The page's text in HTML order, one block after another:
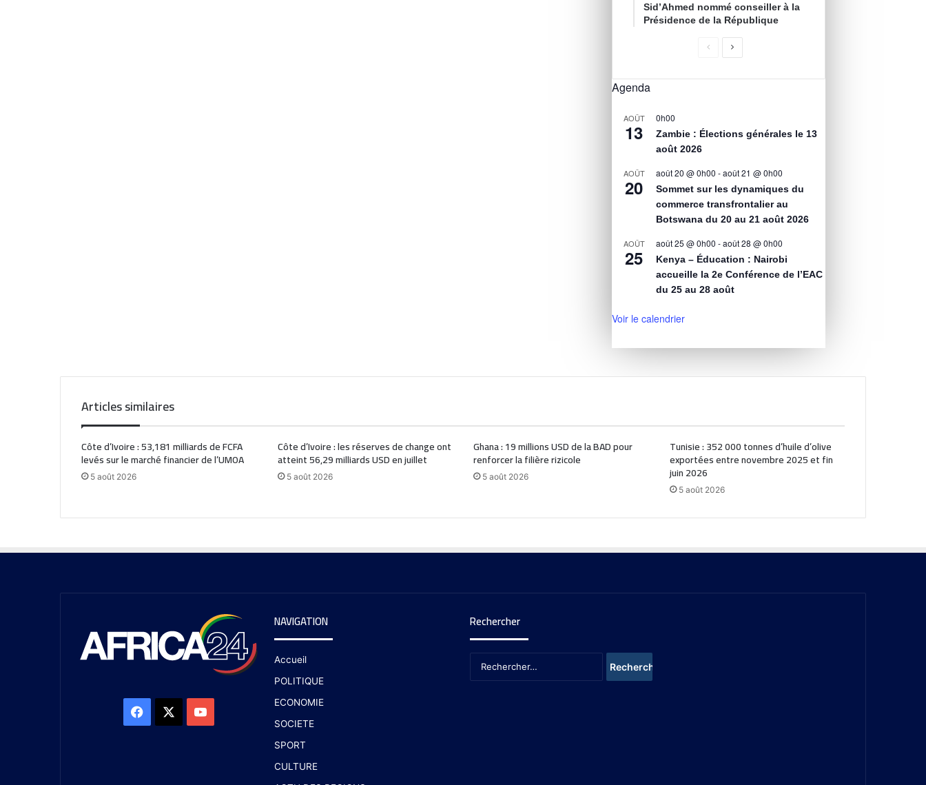
Sid’Ahmed nommé conseiller à la
Présidence de la République
Agenda
AOÛT
13
0h00
Zambie : Élections générales le 13
août 2026
AOÛT
20
août 20 @ 0h00 -août 21 @ 0h00
Sommet sur les dynamiques du
commerce transfrontalier au
Botswana du 20 au 21 août 2026
AOÛT
25
août 25 @ 0h00 -août 28 @ 0h00
Kenya – Éducation : Nairobi
accueille la 2e Conférence de l’EAC
du 25 au 28 août
Voir le calendrier
Articles similaires
Côte d’Ivoire : 53,181 milliards de FCFA
levés sur le marché financier de l’UMOA
5 août 2026
Côte d’Ivoire : les réserves de change ont
atteint 56,29 milliards USD en juillet
5 août 2026
Ghana : 19 millions USD de la BAD pour
renforcer la filière rizicole
5 août 2026
Tunisie : 352 000 tonnes d’huile d’olive
exportées entre novembre 2025 et fin
juin 2026
5 août 2026
NAVIGATION
Accueil
POLITIQUE
ECONOMIE
SOCIETE
SPORT
CULTURE
Rechercher